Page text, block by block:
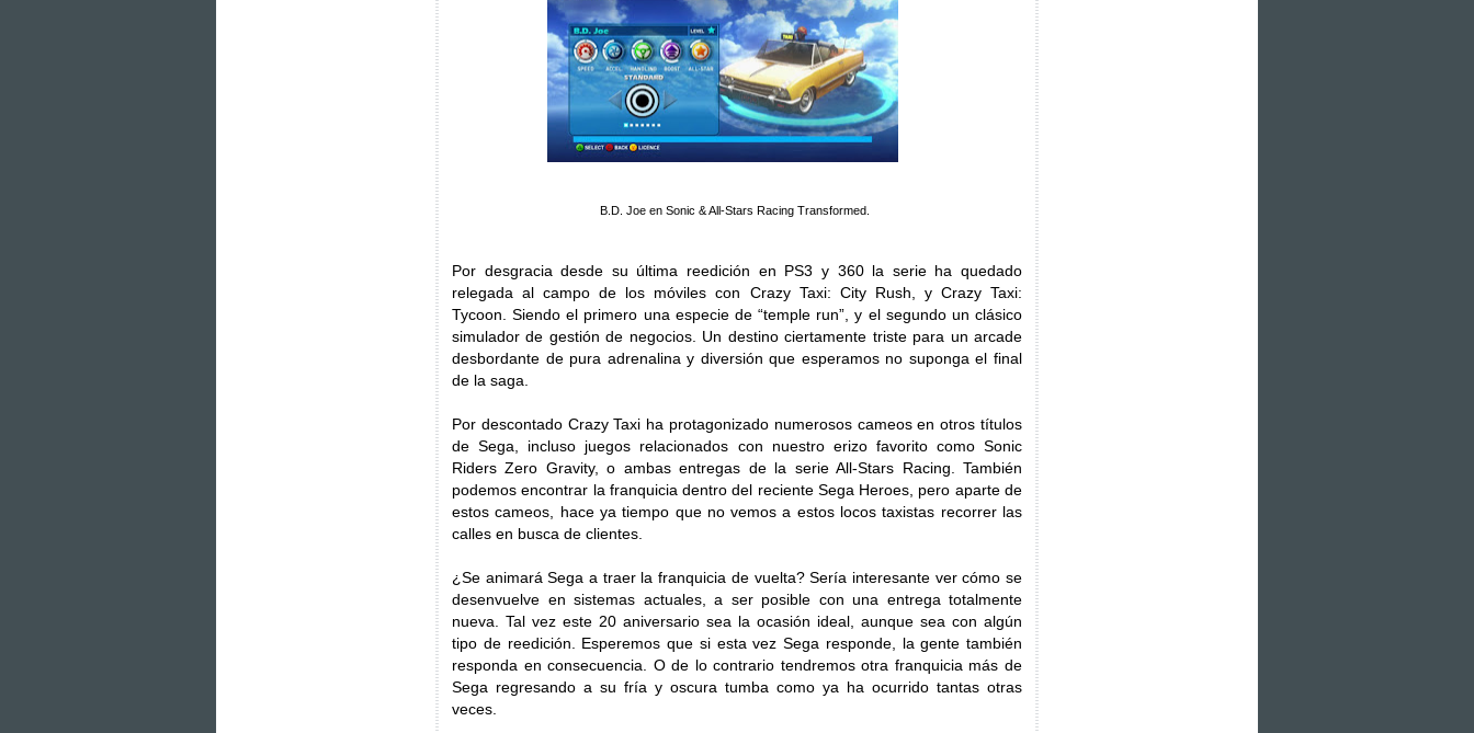
B.D. Joe en Sonic & All-Stars Racing Transformed.
Por desgracia desde su última reedición en PS3 y 360 la serie ha quedado
relegada al campo de los móviles con Crazy Taxi: City Rush, y Crazy Taxi:
Tycoon. Siendo el primero una especie de “temple run”, y el segundo un clásico
simulador de gestión de negocios. Un destino ciertamente triste para un arcade
desbordante de pura adrenalina y diversión que esperamos no suponga el final
de la saga.
Por descontado Crazy Taxi ha protagonizado numerosos cameos en otros títulos
de Sega, incluso juegos relacionados con nuestro erizo favorito como Sonic
Riders Zero Gravity, o ambas entregas de la serie All-Stars Racing. También
podemos encontrar la franquicia dentro del reciente Sega Heroes, pero aparte de
estos cameos, hace ya tiempo que no vemos a estos locos taxistas recorrer las
calles en busca de clientes.
¿Se animará Sega a traer la franquicia de vuelta? Sería interesante ver cómo se
desenvuelve en sistemas actuales, a ser posible con una entrega totalmente
nueva. Tal vez este 20 aniversario sea la ocasión ideal, aunque sea con algún
tipo de reedición. Esperemos que si esta vez Sega responde, la gente también
responda en consecuencia. O de lo contrario tendremos otra franquicia más de
Sega regresando a su fría y oscura tumba como ya ha ocurrido tantas otras
veces.